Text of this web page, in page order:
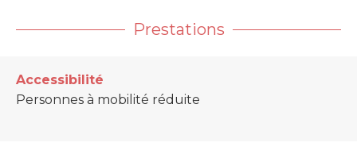
Prestations
Accessibilité
Personnes à mobilité réduite